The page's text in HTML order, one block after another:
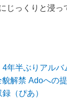
じっくりと浸っ
年半ぶりアルバ
貌解禁 Adoへの
（ぴあ）